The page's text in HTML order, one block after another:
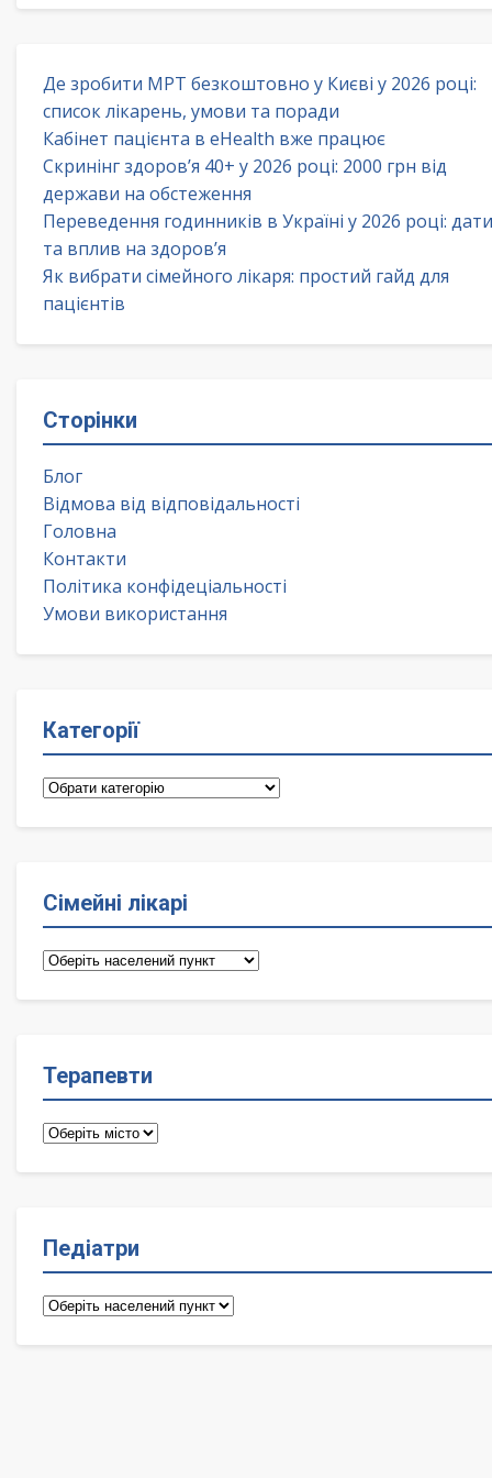
Де зробити МРТ безкоштовно у Києві у 2026 році:
список лікарень, умови та поради
Кабінет пацієнта в eHealth вже працює
Скринінг здоров’я 40+ у 2026 році: 2000 грн від
держави на обстеження
Переведення годинників в Україні у 2026 році: дати
та вплив на здоров’я
Як вибрати сімейного лікаря: простий гайд для
пацієнтів
Сторінки
Блог
Відмова від відповідальності
Головна
Контакти
Політика конфідеціальності
Умови використання
Категорії
Категорії
Сімейні лікарі
Сімейні
Терапевти
Терапевти
Педіатри
Педіатри